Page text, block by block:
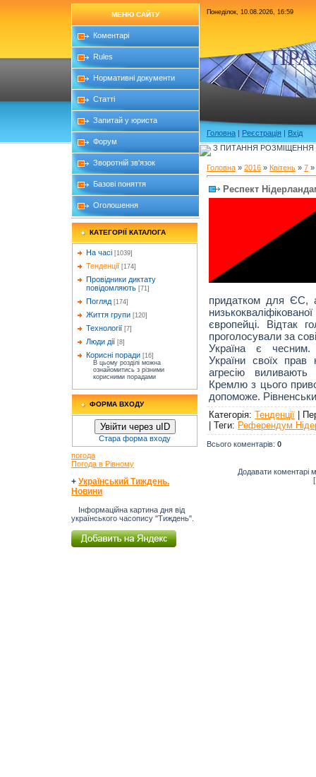
МЕНЮ САЙТУ
Коментарі
Rules
Нормативні документи
Статті
Запитай у юриста
Форум
Зворотній зв'язок
Базові поняття
Оголошення
КАТЕГОРІЇ КАТАЛОГА
На часі [1039]
Тенденції [174]
Провідники диктату
повідомляють [71]
Погляд [174]
Життя групи [120]
Технології [7]
Люди дії [8]
Корисні поради [16]
В цьому розділі можна
ознайомитись з різними
корисними порадами
ФОРМА ВХОДУ
Увійти через uID
Стара форма входу
погода
Погода в Рівному
+ Український Тиждень.
Новини
Інформаційна картина дня від
українського часопису "Тиждень".
Понеділок, 10.08.2026, 16:59
Головна | Реєстрація | Вхід
З ПИТАННЯ РОЗМІЩЕННЯ
Головна » 2016 » Квітень » 7 »
Респект
придатком для ЄС,
європейці. Відтак
проголосували за
Україна є чесним.
України своїх
агресію
Кремлю з цього
допоможе.
Категорія: Тенденції |
| Теги: Референдум
Всього коментарів: 0
Додавати коментарі